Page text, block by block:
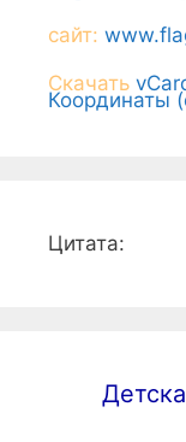
сайт:
Скачать
Координаты
Цитата: